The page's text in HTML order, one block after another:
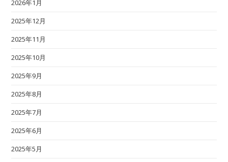
2026年1月
2025年12月
2025年11月
2025年10月
2025年9月
2025年8月
2025年7月
2025年6月
2025年5月